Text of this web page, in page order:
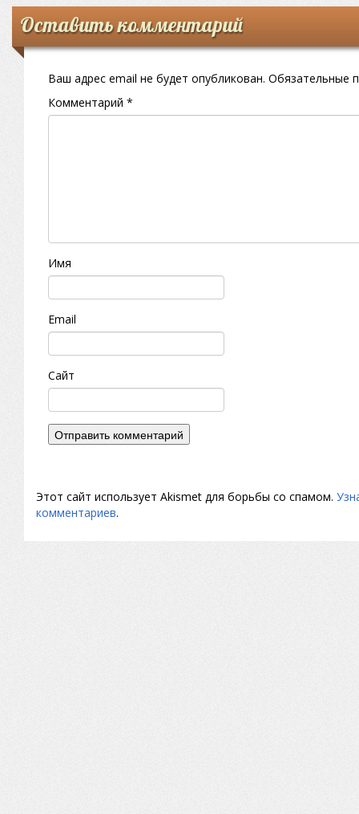
Оставить комментарий
Ваш адрес email не будет опубликован. Обязательные
Комментарий *
Имя
Email
Сайт
Этот сайт использует Akismet для борьбы со спамом.
комментариев.